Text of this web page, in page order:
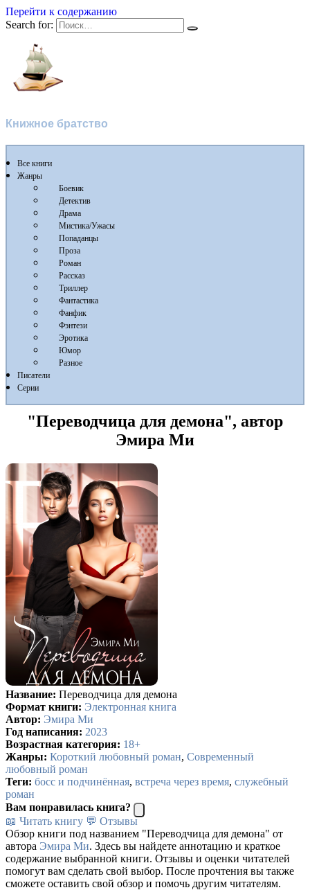
Перейти к содержанию
Search for:
Книжное братство
Все книги
Жанры
Боевик
Детектив
Драма
Мистика/Ужасы
Попаданцы
Проза
Роман
Рассказ
Триллер
Фантастика
Фанфик
Фэнтези
Эротика
Юмор
Разное
Писатели
Серии
"Переводчица для демона", автор
Эмира Ми
Название: Переводчица для демона
Формат книги: Электронная книга
Автор: Эмира Ми
Год написания: 2023
Возрастная категория: 18+
Жанры: Короткий любовный роман, Современный
любовный роман
Теги: босс и подчинённая, встреча через время, служебный
роман
Вам понравилась книга?
📖 Читать книгу 💬 Отзывы
Обзор книги под названием "Переводчица для демона" от
автора Эмира Ми. Здесь вы найдете аннотацию и краткое
содержание выбранной книги. Отзывы и оценки читателей
помогут вам сделать свой выбор. После прочтения вы также
сможете оставить свой обзор и помочь другим читателям.